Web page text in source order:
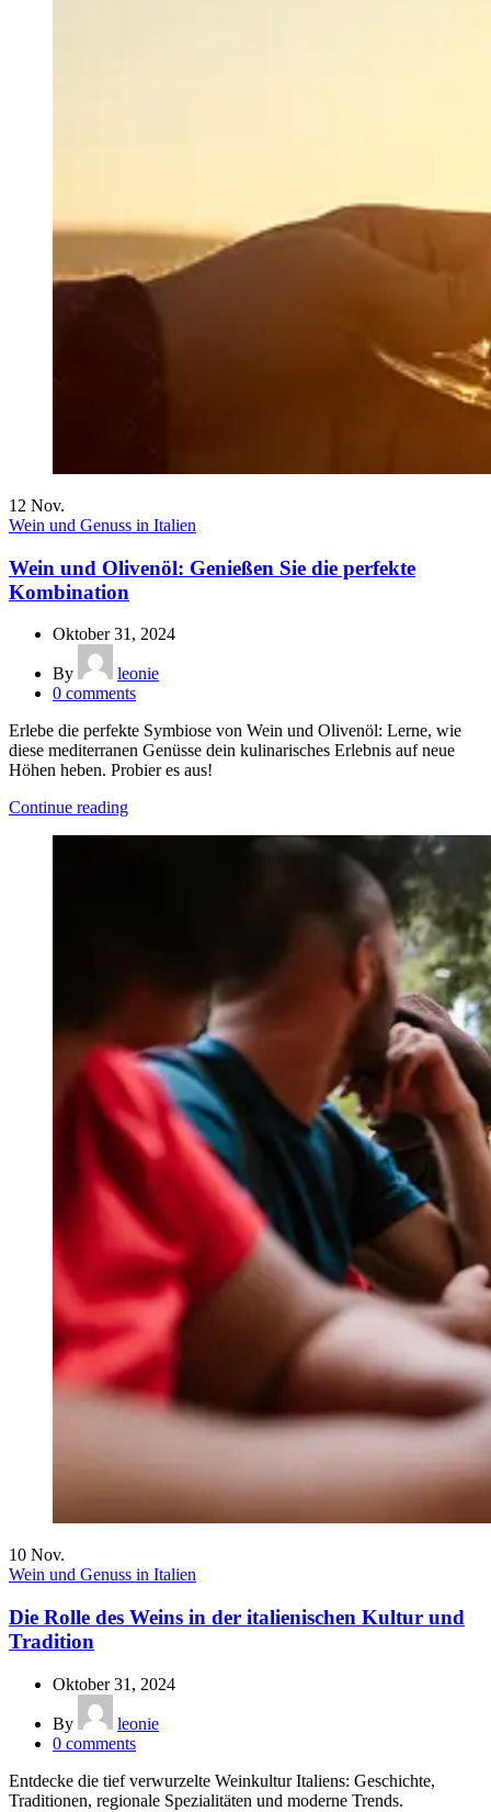
12 Nov.
Wein und Genuss in Italien
Wein und Olivenöl: Genießen Sie die perfekte
Kombination
Oktober 31, 2024
By
leonie
0 comments
Erlebe die perfekte Symbiose von Wein und Olivenöl: Lerne, wie
diese mediterranen Genüsse dein kulinarisches Erlebnis auf neue
Höhen heben. Probier es aus!
Continue reading
10 Nov.
Wein und Genuss in Italien
Die Rolle des Weins in der italienischen Kultur und
Tradition
Oktober 31, 2024
By
leonie
0 comments
Entdecke die tief verwurzelte Weinkultur Italiens: Geschichte,
Traditionen, regionale Spezialitäten und moderne Trends.